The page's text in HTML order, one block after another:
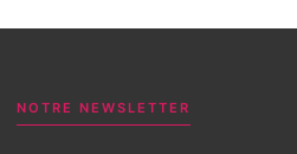
NOTRE NEWSLETTER